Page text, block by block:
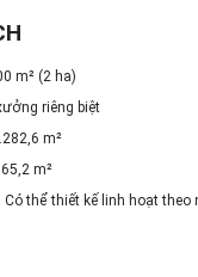
m² (2 ha)
riêng biệt
m²
m²
Có thể thiết kế linh hoạt